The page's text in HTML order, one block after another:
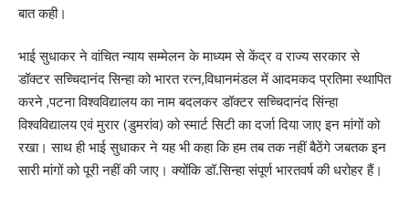
बात कही।
भाई सुधाकर ने वांचित न्याय सम्मेलन के माध्यम से केंद्र व राज्य सरकार से
डॉक्टर सच्चिदानंद सिन्हा को भारत रत्न,विधानमंडल में आदमकद प्रतिमा स्थापित
करने ,पटना विश्वविद्यालय का नाम बदलकर डॉक्टर सच्चिदानंद सिंन्हा
विश्वविद्यालय एवं मुरार (डुमरांव) को स्मार्ट सिटी का दर्जा दिया जाए इन मांगों को
रखा। साथ ही भाई सुधाकर ने यह भी कहा कि हम तब तक नहीं बैठेंगे जबतक इन
सारी मांगों को पूरी नहीं की जाए। क्योंकि डॉ.सिन्हा संपूर्ण भारतवर्ष की धरोहर हैं।